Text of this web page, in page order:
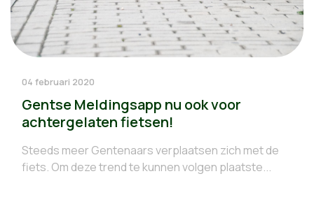
04 februari 2020
Gentse Meldingsapp nu ook voor
achtergelaten fietsen!
Steeds meer Gentenaars verplaatsen zich met de
fiets. Om deze trend te kunnen volgen plaatste...